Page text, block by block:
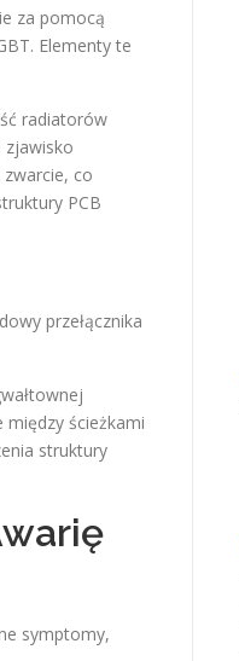
za pomocą
Elementy te
radiatorów
zjawisko
co
PCB
przełącznika
ścieżkami
struktury
symptomy,